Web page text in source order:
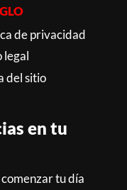
de privacidad
legal
del sitio
en tu
tu día